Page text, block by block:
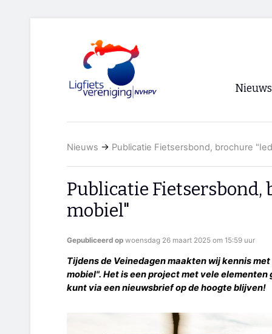
Nieuws
RSS
Nieuws → Publicatie Fietsersbond, brochure
Publicatie Fietsersbond,
mobiel"
Gepubliceerd op woensdag 26 maart 2025 om 15:59 uur
Tijdens de Veinedagen maakten wij kennis
mobiel". Het is een project met vele
kunt via een nieuwsbrief op de hoogte blijven!